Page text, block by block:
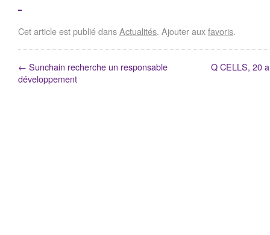
Cet article est publié dansActualités. Ajouter auxfavoris.
← Sunchain recherche un responsable
développement
Q CELLS, 20